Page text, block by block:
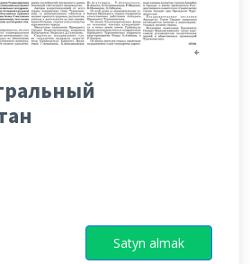
Satyn almak